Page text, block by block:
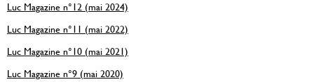
Luc Magazine n°12 (mai 2024)
Luc Magazine n°11 (mai 2022)
Luc Magazine n°10 (mai 2021)
Luc Magazine n°9 (mai 2020)